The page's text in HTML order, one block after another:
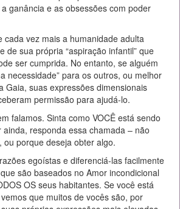
ganância e as obsessões com poder
cada vez mais a humanidade adulta
de sua própria “aspiração infantil” que
ser cumprida. No entanto, se alguém
necessidade” para os outros, ou melhor
Gaia, suas expressões dimensionais
permissão para ajudá-lo.
falamos. Sinta como VOCÊ está sendo
responda essa chamada – não
ou porque deseja obter algo.
egoístas e diferenciá-las facilmente
são baseados no Amor incondicional
OS seus habitantes. Se você está
que muitos de vocês são, por